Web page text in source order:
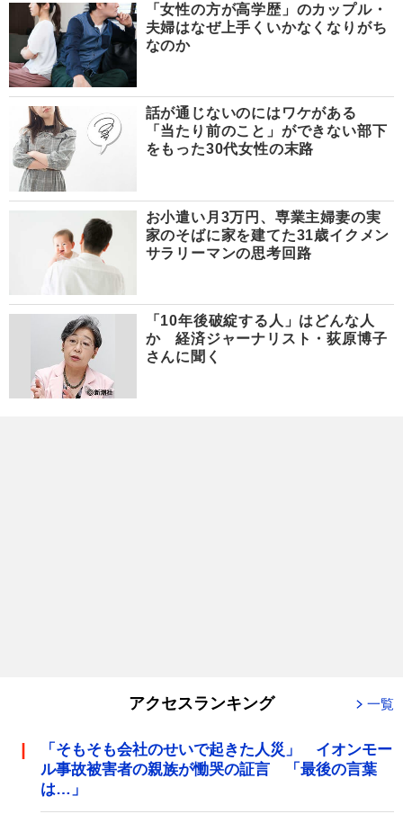
「女性の方が高学歴」のカップル・
夫婦はなぜ上手くいかなくなりがち
なのか
話が通じないのにはワケがある
「当たり前のこと」ができない部下
をもった30代女性の末路
お小遣い月3万円、専業主婦妻の実
家のそばに家を建てた31歳イクメン
サラリーマンの思考回路
「10年後破綻する人」はどんな人
か 経済ジャーナリスト・荻原博子
さんに聞く
アクセスランキング 一覧
「そもそも会社のせいで起きた人災」 イオンモー
ル事故被害者の親族が慟哭の証言 「最後の言葉
は…」